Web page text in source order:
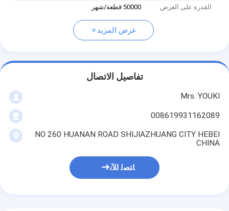
القدرة على العرض
50000 قطعة/شهر
عرض المزيد
تفاصيل الاتصال
Mrs. YOUKI
008619931162089
NO 260 HUANAN ROAD SHIJIAZHUANG CITY HEBEI
CHINA
ﺎﺘﺼﻟ ﺍﻶﻧ